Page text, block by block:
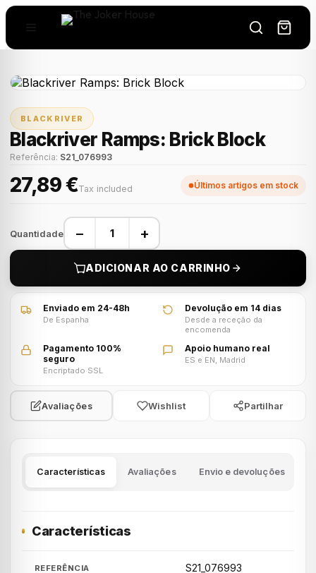
BLACKRIVER
Blackriver Ramps: Brick Block
Referência: S21_076993
27,89 €Tax included Últimos artigos em stock
Quantidade − +
ADICIONAR AO CARRINHO
Enviado em 24-48h
De Espanha
Devolução em 14 dias
Desde a receção da
encomenda
Pagamento 100%
seguro
Encriptado SSL
Apoio humano real
ES e EN, Madrid
Avaliações Wishlist Partilhar
Características Avaliações Envio e devoluções
Características
REFERÊNCIA S21_076993